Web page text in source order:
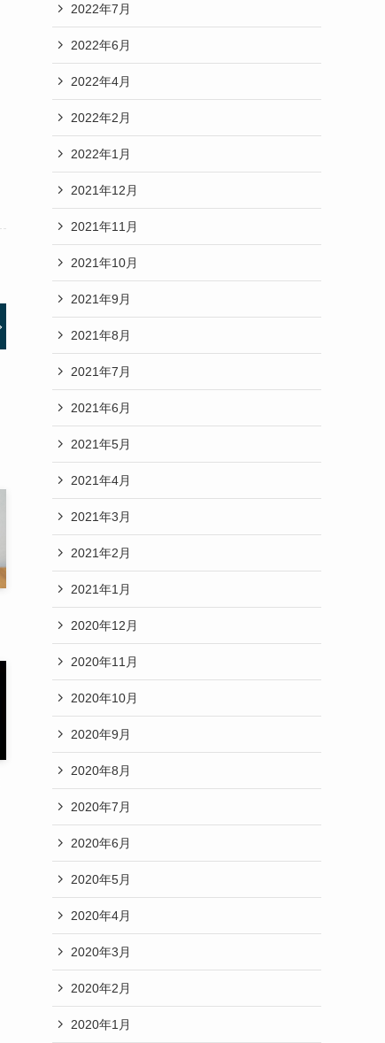
2022年7月
2022年6月
2022年4月
2022年2月
2022年1月
2021年12月
2021年11月
2021年10月
2021年9月
2021年8月
2021年7月
2021年6月
2021年5月
2021年4月
2021年3月
2021年2月
2021年1月
2020年12月
2020年11月
2020年10月
2020年9月
2020年8月
2020年7月
2020年6月
2020年5月
2020年4月
2020年3月
2020年2月
2020年1月